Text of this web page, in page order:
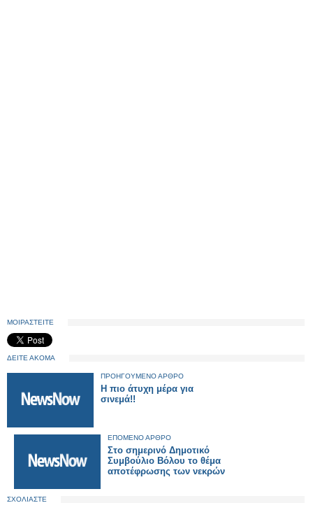
ΜΟΙΡΑΣΤΕΙΤΕ
ΔΕΙΤΕ ΑΚΟΜΑ
ΠΡΟΗΓΟΥΜΕΝΟ ΑΡΘΡΟ
H πιο άτυχη μέρα για
σινεμά!!
ΕΠΟΜΕΝΟ ΑΡΘΡΟ
Στο σημερινό Δημοτικό
Συμβούλιο Βόλου το θέμα
αποτέφρωσης των νεκρών
ΣΧΟΛΙΑΣΤΕ